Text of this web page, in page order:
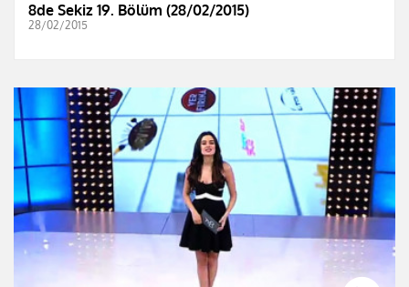
8de Sekiz 19. Bölüm (28/02/2015)
28/02/2015